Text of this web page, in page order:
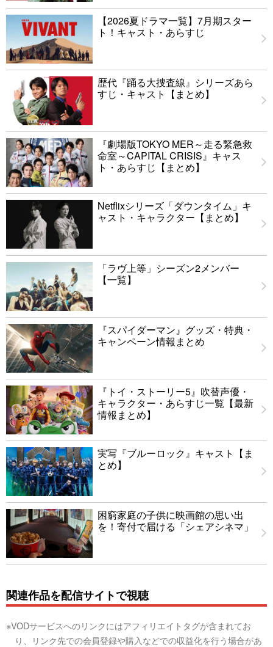
【2026夏ドラマ一覧】7月期スター
ト！キャスト・あらすじ
歴代『踊る大捜査線』シリーズあら
すじ・キャスト【まとめ】
『劇場版TOKYO MER～走る緊急救
命室～CAPITAL CRISIS』キャス
ト・あらすじ【まとめ】
Netflixシリーズ「ダウンタイム」キ
ャスト・キャラクター【まとめ】
「ラヴ上等」シーズン2メンバー
【一覧】
『スパイダーマン』グッズ・特典・
キャンペーン情報まとめ
『トイ・ストーリー5』吹替声優・
キャラクター・あらすじ一覧【最新
情報まとめ】
実写『ブルーロック』キャスト【ま
とめ】
困窮家庭の子供に映画館の思い出
を！寄付で届ける「シェアシネマ」
関連作品を配信サイトで視聴
※VODサービスへのリンクにはアフィリエイトタグが含まれてお
り、リンク先での会員登録や購入などでの収益化を行う場合があ